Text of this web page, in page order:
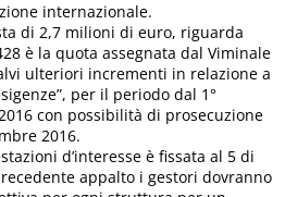
internazionale.
di 2,7 milioni di euro, riguarda
è la quota assegnata dal Viminale
ulteriori incrementi in relazione a
per il periodo dal 1°
con possibilità di prosecuzione
2016.
d’interesse è fissata al 5 di
appalto i gestori dovranno